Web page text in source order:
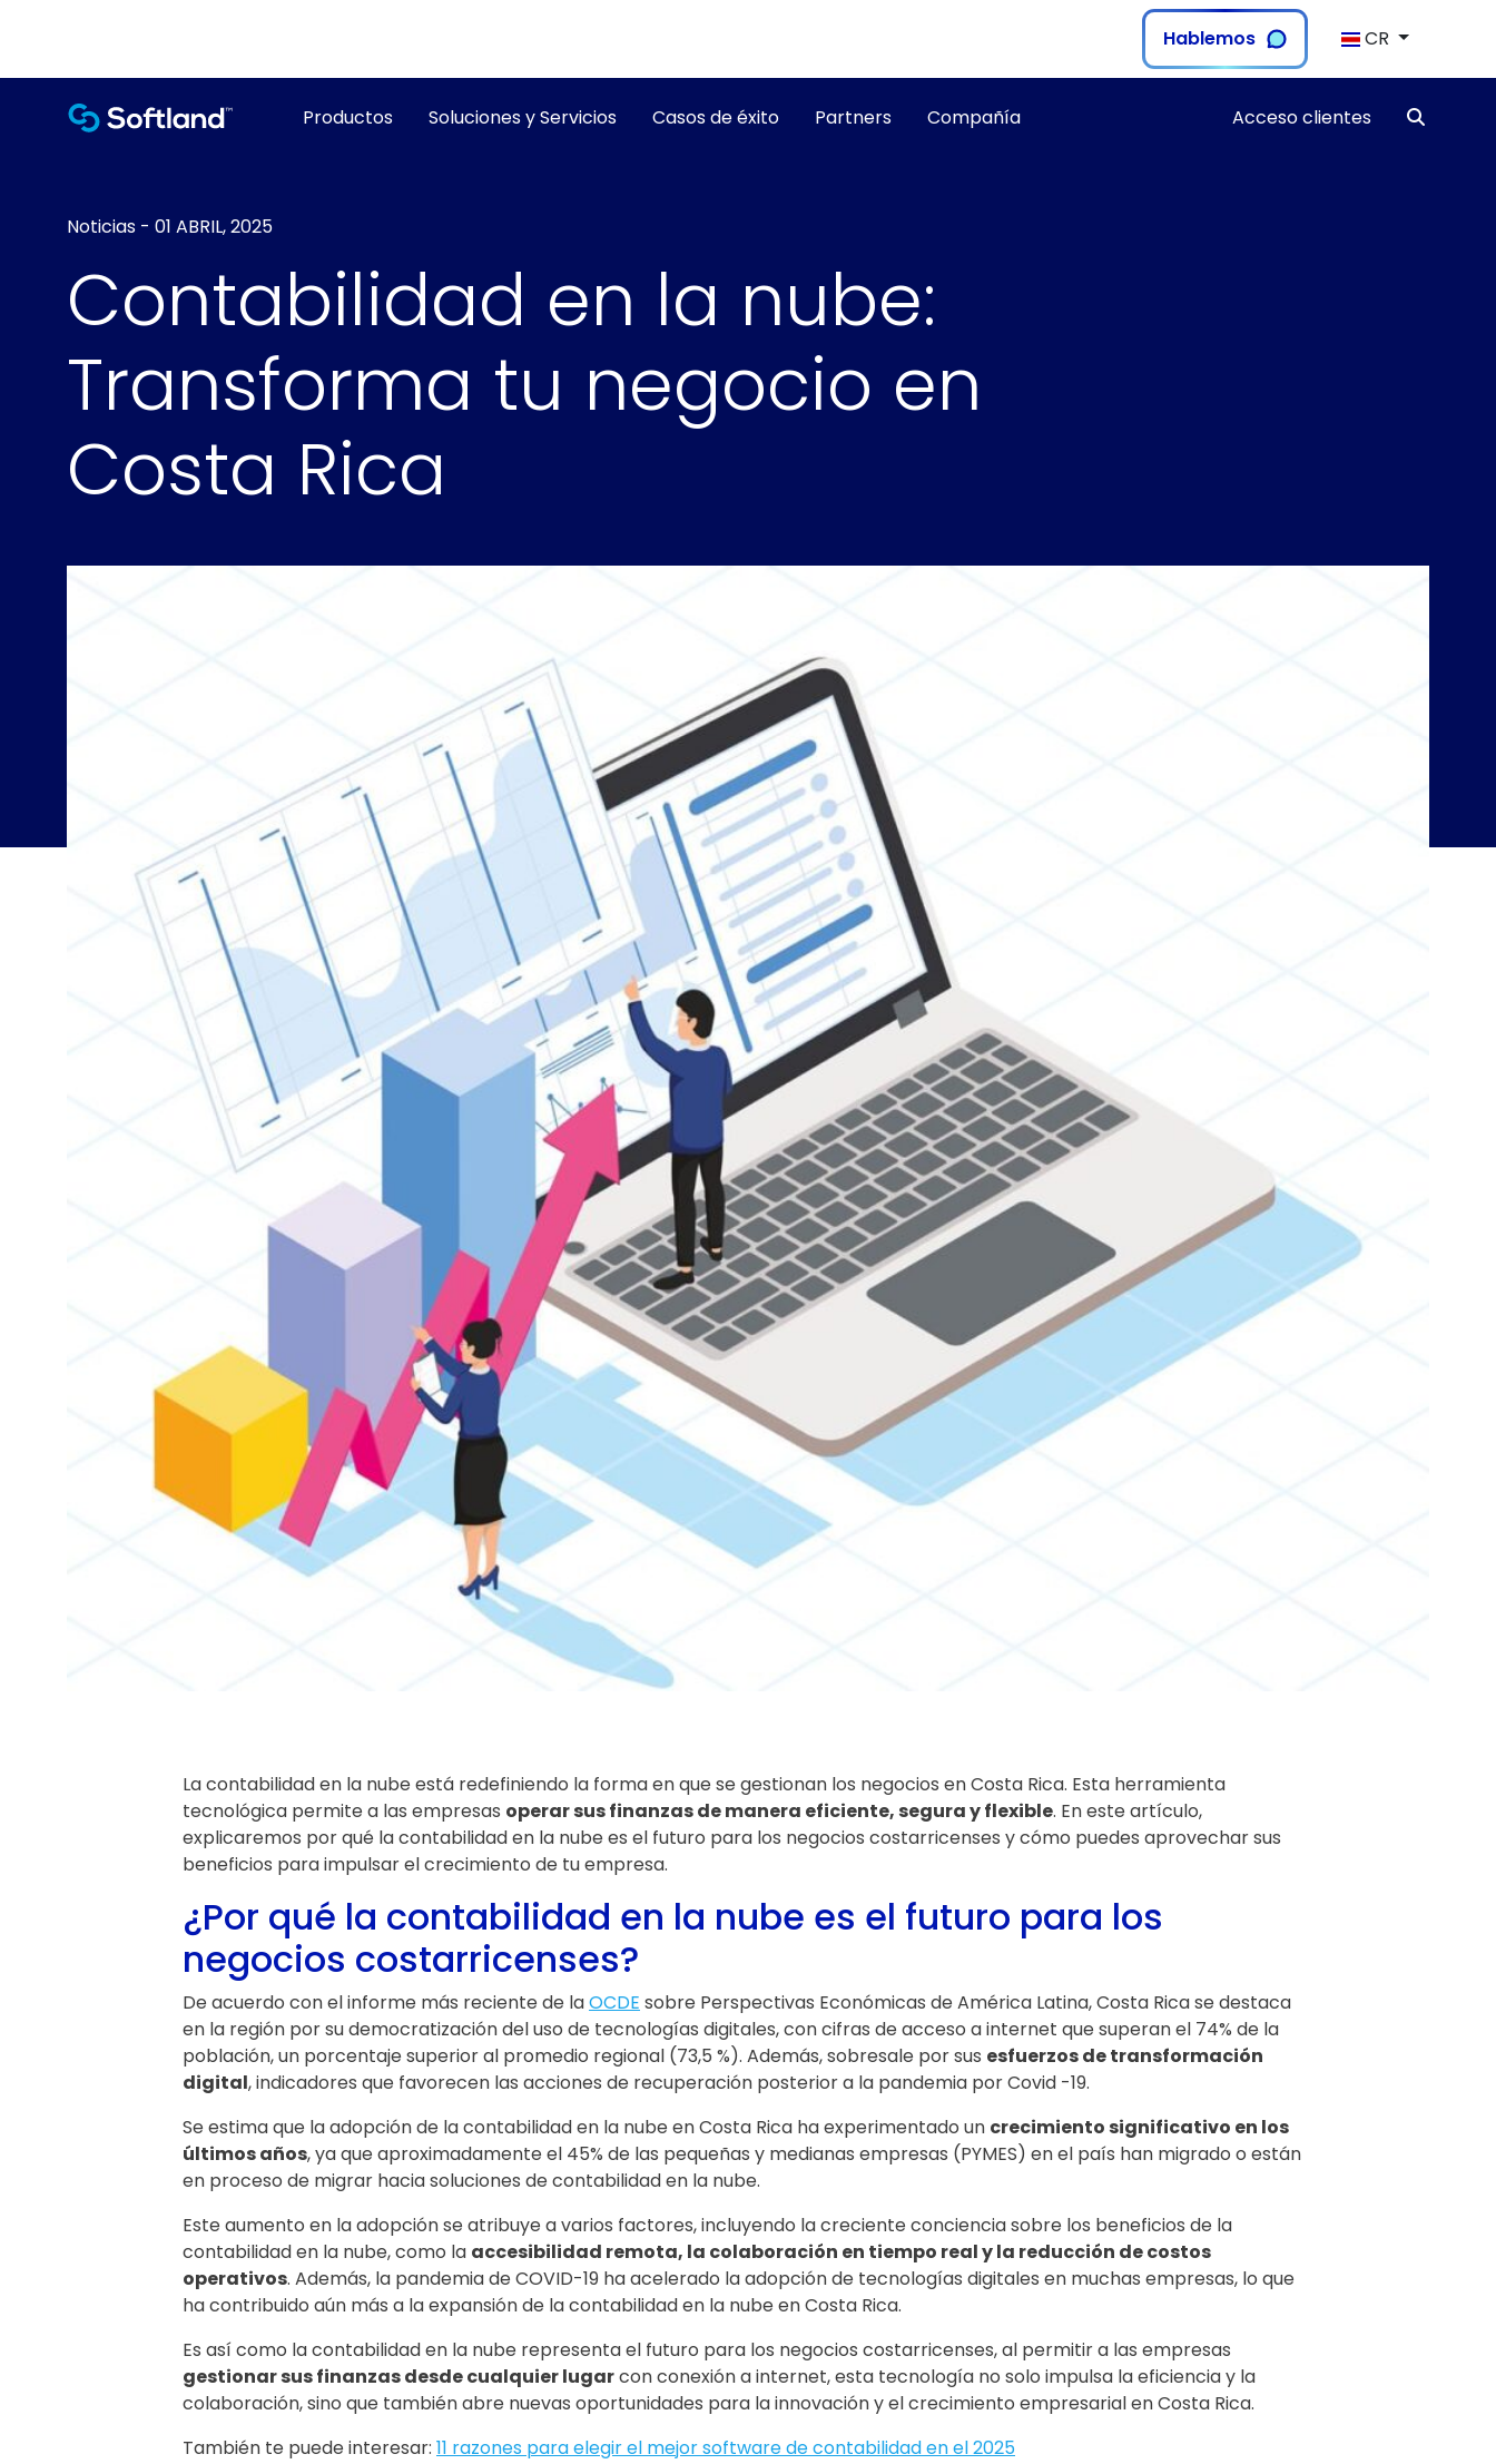
Hablemos CR
Productos Soluciones y Servicios Casos de éxito Partners Compañía Acceso clientes
Noticias - 01 ABRIL, 2025
Contabilidad en la nube:
Transforma tu negocio en
Costa Rica
La contabilidad en la nube está redefiniendo la forma en que se gestionan los negocios en Costa Rica. Esta herramienta
tecnológica permite a las empresas operar sus finanzas de manera eficiente, segura y flexible. En este artículo,
explicaremos por qué la contabilidad en la nube es el futuro para los negocios costarricenses y cómo puedes aprovechar sus
beneficios para impulsar el crecimiento de tu empresa.
¿Por qué la contabilidad en la nube es el futuro para los
negocios costarricenses?
De acuerdo con el informe más reciente de laOCDE sobre Perspectivas Económicas de América Latina, Costa Rica se destaca
en la región por su democratización del uso de tecnologías digitales, con cifras de acceso a internet que superan el 74% de la
población, un porcentaje superior al promedio regional (73,5 %). Además, sobresale por sus esfuerzos de transformación
digital, indicadores que favorecen las acciones de recuperación posterior a la pandemia por Covid -19.
Se estima que la adopción de la contabilidad en la nube en Costa Rica ha experimentado un crecimiento significativo en los
últimos años, ya que aproximadamente el 45% de las pequeñas y medianas empresas (PYMES) en el país han migrado o están
en proceso de migrar hacia soluciones de contabilidad en la nube.
Este aumento en la adopción se atribuye a varios factores, incluyendo la creciente conciencia sobre los beneficios de la
contabilidad en la nube, como la accesibilidad remota, la colaboración en tiempo real y la reducción de costos
operativos. Además, la pandemia de COVID-19 ha acelerado la adopción de tecnologías digitales en muchas empresas, lo que
ha contribuido aún más a la expansión de la contabilidad en la nube en Costa Rica.
Es así como la contabilidad en la nube representa el futuro para los negocios costarricenses, al permitir a las empresas
gestionar sus finanzas desde cualquier lugarcon conexión a internet, esta tecnología no solo impulsa la eficiencia y la
colaboración, sino que también abre nuevas oportunidades para la innovación y el crecimiento empresarial en Costa Rica.
También te puede interesar: 11 razones para elegir el mejor software de contabilidad en el 2025